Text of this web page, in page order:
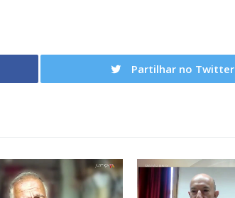
Partilhar no Twitter